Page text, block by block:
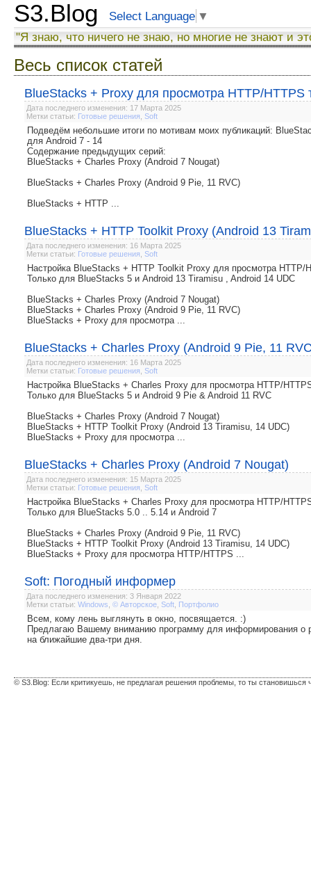
S3.Blog Select Language ▼
"Я знаю, что ничего не знаю, но многие не знают и
Весь список статей
BlueStacks + Proxy для просмотра HTTP/HTTPS
Дата последнего изменения: 17 Марта 2025
Метки статьи: Готовые решения Soft
Подведём небольшие итоги по мотивам моих публикаций:
для Android 7 - 14
Содержание предыдущих серий:
BlueStacks + Charles Proxy (Android 7 Nougat)
BlueStacks + Charles Proxy (Android 9 Pie, 11 RVC)
BlueStacks + HTTP ...
BlueStacks + HTTP Toolkit Proxy (Android 13
Дата последнего изменения: 16 Марта 2025
Метки статьи: Готовые решения Soft
Настройка BlueStacks + HTTP Toolkit Proxy для просмотра HTTP/
Только для BlueStacks 5 и Android 13 Tiramisu , Android 14 UDC
BlueStacks + Charles Proxy (Android 7 Nougat)
BlueStacks + Charles Proxy (Android 9 Pie, 11 RVC)
BlueStacks + Proxy для просмотра ...
BlueStacks + Charles Proxy (Android 9 Pie, 11
Дата последнего изменения: 16 Марта 2025
Метки статьи: Готовые решения Soft
Настройка BlueStacks + Charles Proxy для просмотра HTTP/
Только для BlueStacks 5 и Android 9 Pie & Android 11 RVC
BlueStacks + Charles Proxy (Android 7 Nougat)
BlueStacks + HTTP Toolkit Proxy (Android 13 Tiramisu, 14 UDC)
BlueStacks + Proxy для просмотра ...
BlueStacks + Charles Proxy (Android 7 Nougat)
Дата последнего изменения: 15 Марта 2025
Метки статьи: Готовые решения Soft
Настройка BlueStacks + Charles Proxy для просмотра HTTP/
Только для BlueStacks 5.0 .. 5.14 и Android 7
BlueStacks + Charles Proxy (Android 9 Pie, 11 RVC)
BlueStacks + HTTP Toolkit Proxy (Android 13 Tiramisu, 14 UDC)
BlueStacks + Proxy для просмотра HTTP/HTTPS ...
Soft: Погодный информер
Дата последнего изменения: 3 Января 2022
Метки статьи: Windows © Авторское Soft Портфолио
Всем, кому лень выглянуть в окно, посвящается. :)
Предлагаю Вашему вниманию программу для информирования о
на ближайшие два-три дня.
© S3.Blog: Если критикуешь, не предлагая решения проблемы, то ты становишься